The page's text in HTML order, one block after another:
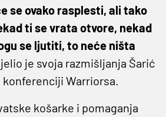
se ovako rasplesti, ali tako
ti se vrata otvore, nekad
se ljutiti, to neće ništa
je svoja razmišljanja Šarić
Warriorsa.
košarke i pomaganja